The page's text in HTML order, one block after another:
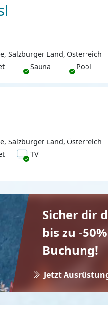
Salzburger Land, Österreich
Sauna Pool
Salzburger Land, Österreich
TV
TV
Sicher dir
bis zu -
Buchung!
Jetzt